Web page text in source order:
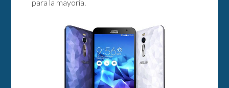
para la mayoría.